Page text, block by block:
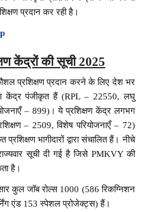
प्रदान कर रही है।
केंद्रों की सूची 2025
प्रशिक्षण प्रदान करने के लिए देश भर
केंद्र पंजीकृत हैं (RPL – 22550, लघु
– 899)। ये प्रशिक्षण केंद्र लगभग
– 2509, विशेष परियोजनाएँ – 72)
भागीदारों द्वारा संचालित हैं। नीचे
सूची दी गई है जिसे PMKVY की
है।
कुल जॉब रोल्स 1000 (586 रिकग्निशन
एंड 153 स्पेशल प्रोजेक्ट्स) हैं।